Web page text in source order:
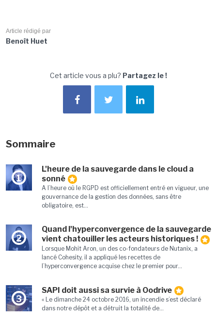
Article rédigé par
Benoît Huet
Cet article vous a plu? Partagez le !
Sommaire
1
L'heure de la sauvegarde dans le cloud a
sonné
A l’heure où le RGPD est officiellement entré en vigueur, une
gouvernance de la gestion des données, sans être
obligatoire, est...
2
Quand l'hyperconvergence de la sauvegarde
vient chatouiller les acteurs historiques !
Lorsque Mohit Aron, un des co-fondateurs de Nutanix, a
lancé Cohesity, il a appliqué les recettes de
l’hyperconvergence acquise chez le premier pour...
3
SAPI doit aussi sa survie à Oodrive
« Le dimanche 24 octobre 2016, un incendie s’est déclaré
dans notre dépôt et a détruit la totalité de...